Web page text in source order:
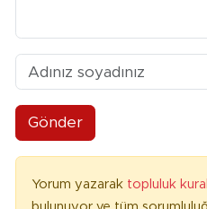
Gönder
Yorum yazarak topluluk